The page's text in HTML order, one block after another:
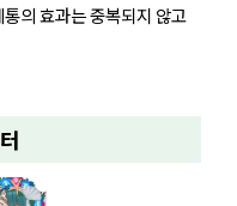
의 효과는 중복되지 않고